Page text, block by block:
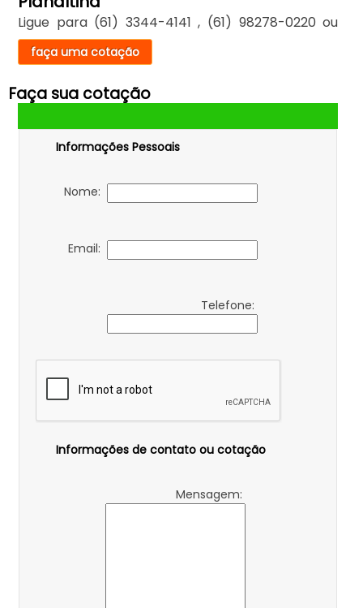
Ligue para (61) 3344-4141 , (61) 98278-0220 ou
faça uma cotação
Faça sua cotação
Informações Pessoais
Nome:
Email:
Telefone:
Informações de contato ou cotação
Mensagem: